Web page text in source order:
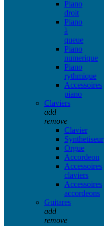
Piano
droit
Piano
à
queue
Piano
numerique
Piano
rythmique
Accessoires
piano
Claviers
add
remove
Clavier
Synthetiseur
Orgue
Accordeon
Accessoires
claviers
Accessoires
accordeons
Guitares
add
remove